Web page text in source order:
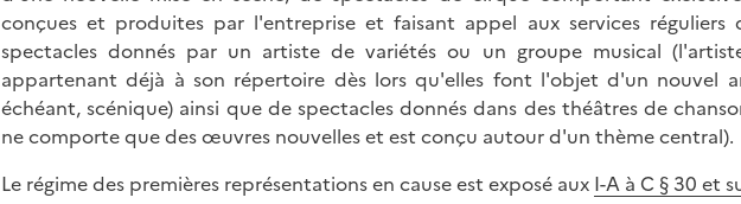
conçues et produites par l'entreprise et faisant appel aux services réguliers
spectacles donnés par un artiste de variétés ou un groupe musical
appartenant déjà à son répertoire dès lors qu'elles font l'objet d'un nouvel
échéant, scénique) ainsi que de spectacles donnés dans des théâtres de
ne comporte que des œuvres nouvelles et est conçu autour d'un thème central).
Le régime des premières représentations en cause est exposé aux I-A à C § 30 et